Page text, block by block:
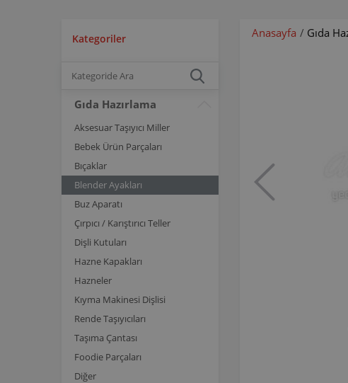
Kategoriler
Gıda Hazırlama
Aksesuar Taşıyıcı Miller
Bebek Ürün Parçaları
Bıçaklar
Blender Ayakları
Buz Aparatı
Çırpıcı / Karıştırıcı Teller
Dişli Kutuları
Hazne Kapakları
Hazneler
Kıyma Makinesi Dişlisi
Rende Taşıyıcıları
Taşıma Çantası
Foodie Parçaları
Diğer
Anasayfa / Gıda